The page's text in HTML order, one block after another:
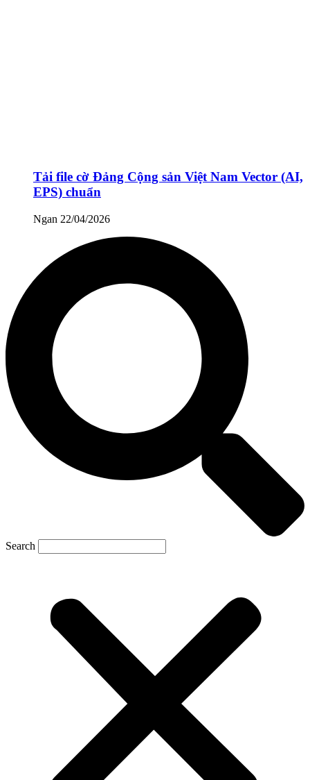
Tải file cờ Đảng Cộng sản Việt Nam Vector (AI,
EPS) chuẩn
Ngan 22/04/2026
Search